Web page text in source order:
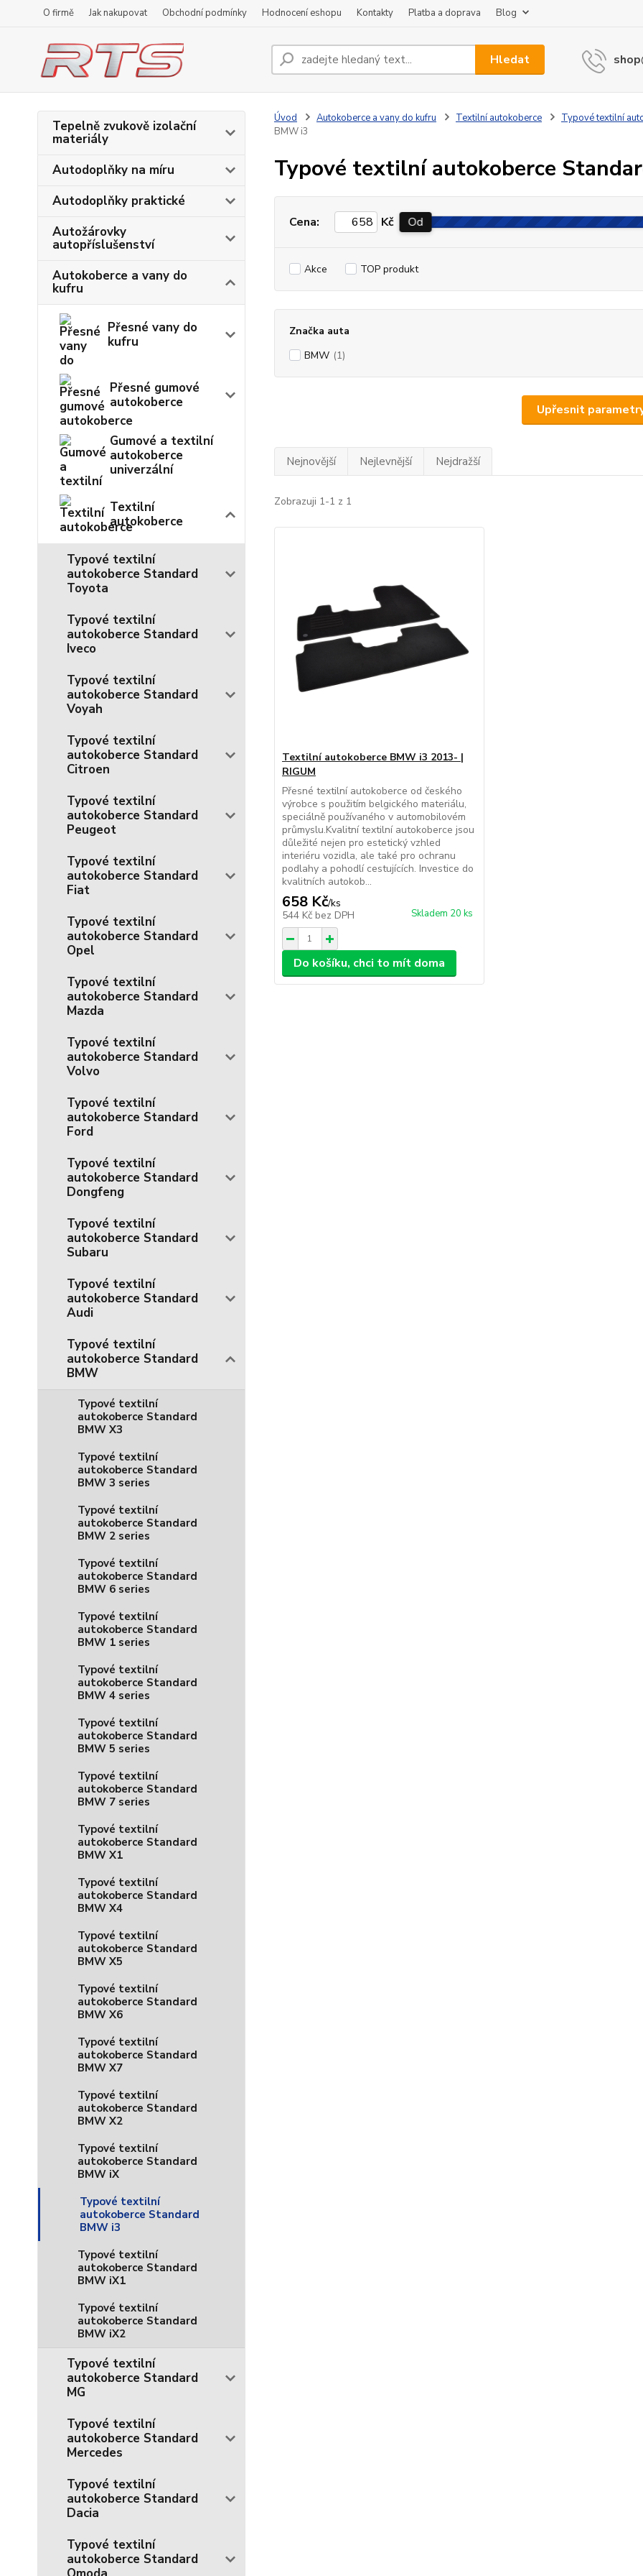
O firmě Jak nakupovat Obchodní podmínky Hodnocení eshopu Kontakty Platba a doprava Blog
Hledat
Tepelně zvukově izolační
materiály
Autodoplňky na míru
Autodoplňky praktické
Autožárovky
autopříslušenství
Autokoberce a vany do
kufru
Přesné vany do
kufru
Přesné gumové
autokoberce
Gumové a textilní
autokoberce
univerzální
Textilní
autokoberce
Typové textilní
autokoberce Standard
Toyota
Typové textilní
autokoberce Standard
Iveco
Typové textilní
autokoberce Standard
Voyah
Typové textilní
autokoberce Standard
Citroen
Typové textilní
autokoberce Standard
Peugeot
Typové textilní
autokoberce Standard
Fiat
Typové textilní
autokoberce Standard
Opel
Typové textilní
autokoberce Standard
Mazda
Typové textilní
autokoberce Standard
Volvo
Typové textilní
autokoberce Standard
Ford
Typové textilní
autokoberce Standard
Dongfeng
Typové textilní
autokoberce Standard
Subaru
Typové textilní
autokoberce Standard
Audi
Typové textilní
autokoberce Standard
BMW
Typové textilní
autokoberce Standard
BMW X3
Typové textilní
autokoberce Standard
BMW 3 series
Typové textilní
autokoberce Standard
BMW 2 series
Typové textilní
autokoberce Standard
BMW 6 series
Typové textilní
autokoberce Standard
BMW 1 series
Typové textilní
autokoberce Standard
BMW 4 series
Typové textilní
autokoberce Standard
BMW 5 series
Typové textilní
autokoberce Standard
BMW 7 series
Typové textilní
autokoberce Standard
BMW X1
Typové textilní
autokoberce Standard
BMW X4
Typové textilní
autokoberce Standard
BMW X5
Typové textilní
autokoberce Standard
BMW X6
Typové textilní
autokoberce Standard
BMW X7
Typové textilní
autokoberce Standard
BMW X2
Typové textilní
autokoberce Standard
BMW iX
Typové textilní
autokoberce Standard
BMW i3
Typové textilní
autokoberce Standard
BMW iX1
Typové textilní
autokoberce Standard
BMW iX2
Typové textilní
autokoberce Standard
MG
Typové textilní
autokoberce Standard
Mercedes
Typové textilní
autokoberce Standard
Dacia
Typové textilní
autokoberce Standard
Úvod Autokoberce a vany do kufru Textilní autokoberce Typové textilní
BMW i3
Typové textilní autokoberce
Upřesnit
Cena: Kč Od
Akce TOP produkt
Značka auta
BMW (1)
Nejnovější Nejlevnější Nejdražší
Zobrazuji 1-1 z 1
Textilní autokoberce BMW i3 2013- |
RIGUM
Přesné textilní autokoberce od českého
výrobce s použitím belgického materiálu,
speciálně používaného v automobilovém
průmyslu.Kvalitní textilní autokoberce jsou
důležité nejen pro estetický vzhled
interiéru vozidla, ale také pro ochranu
podlahy a pohodlí cestujících. Investice do
kvalitních autokob...
658 Kč/ks
544 Kč bez DPH Skladem 20 ks
Do košíku, chci to mít doma